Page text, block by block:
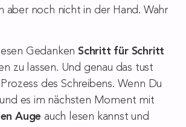
aber noch nicht in der Hand. Wahr
Gedanken Schritt für Schritt
zu lassen. Und genau das tust
des Schreibens. Wenn Du
es im nächsten Moment mit
Auge auch lesen kannst und